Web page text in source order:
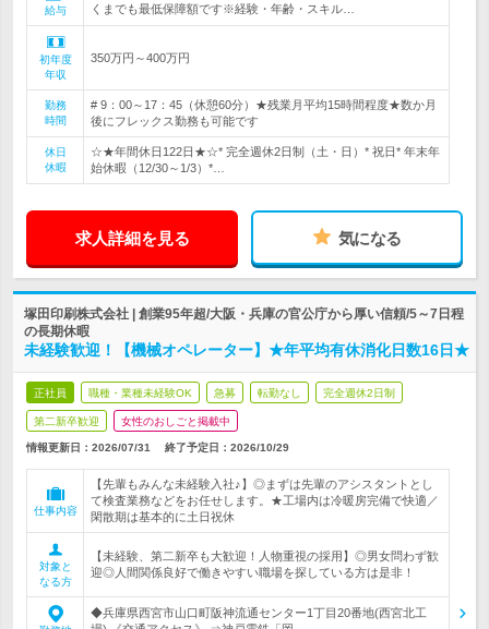
給与
くまでも最低保障額です※経験・年齢・スキル…
初年度
年収
350万円～400万円
勤務
時間
# 9：00～17：45（休憩60分）★残業月平均15時間程度★数か月
後にフレックス勤務も可能です
休日
休暇
☆★年間休日122日★☆* 完全週休2日制（土・日）* 祝日* 年末年
始休暇（12/30～1/3）*…
求人詳細を見る 気になる
塚田印刷株式会社 | 創業95年超/大阪・兵庫の官公庁から厚い信頼/5～7日程
の長期休暇
未経験歓迎！【機械オペレーター】★年平均有休消化日数16日★
正社員 職種・業種未経験OK 急募 転勤なし 完全週休2日制
第二新卒歓迎 女性のおしごと掲載中
情報更新日：2026/07/31 終了予定日： 2026/10/29
仕事内容
【先輩もみんな未経験入社♪】◎まずは先輩のアシスタントとし
て検査業務などをお任せします。★工場内は冷暖房完備で快適／
閑散期は基本的に土日祝休
対象と
なる方
【未経験、第二新卒も大歓迎！人物重視の採用】◎男女問わず歓
迎◎人間関係良好で働きやすい職場を探している方は是非！
◆兵庫県西宮市山口町阪神流通センター1丁目20番地(西宮北工